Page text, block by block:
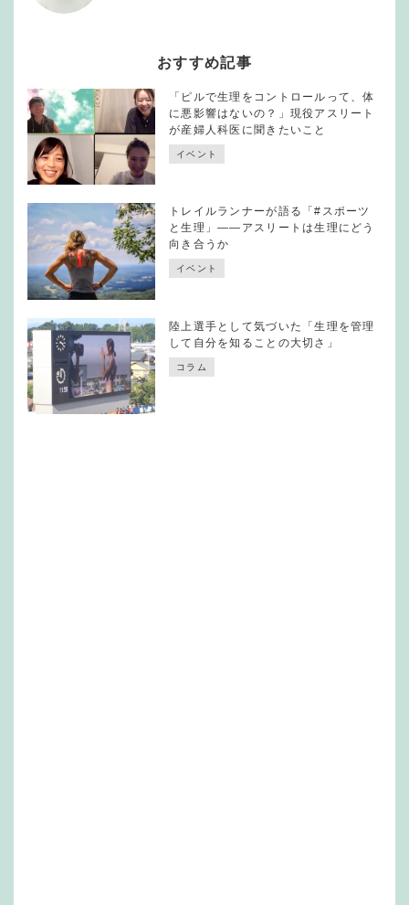
おすすめ記事
「ピルで生理をコントロールって、体
に悪影響はないの？」現役アスリート
が産婦人科医に聞きたいこと
イベント
トレイルランナーが語る「#スポーツ
と生理」——アスリートは生理にどう
向き合うか
イベント
陸上選手として気づいた「生理を管理
して自分を知ることの大切さ」
コラム